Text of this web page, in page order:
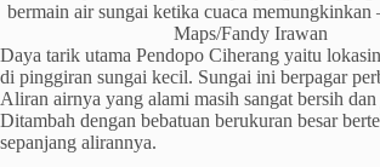
bermain air sungai ketika cuaca memungkinkan
Maps/Fandy Irawan
Daya tarik utama Pendopo Ciherang yaitu
di pinggiran sungai kecil. Sungai ini berpagar
Aliran airnya yang alami masih sangat bersih
Ditambah dengan bebatuan berukuran besar
sepanjang alirannya.